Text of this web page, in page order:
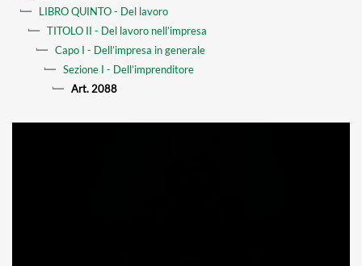
LIBRO QUINTO - Del lavoro
TITOLO II - Del lavoro nell’impresa
Capo I - Dell’impresa in generale
Sezione I - Dell’imprenditore
Art. 2088